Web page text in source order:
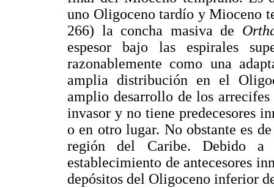
uno Oligoceno tardío y Mioceno
266) la concha masiva de
espesor bajo las espirales
razonablemente como una
amplia distribución en el
amplio desarrollo de los
invasor y no tiene predecesores
o en otro lugar. No obstante es
región del Caribe. Debido
establecimiento de antecesores
depósitos del Oligoceno inferior